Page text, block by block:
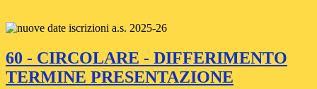
60 - CIRCOLARE - DIFFERIMENTO
TERMINE PRESENTAZIONE